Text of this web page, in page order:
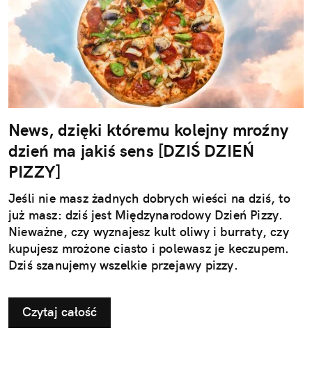
News, dzięki któremu kolejny mroźny
dzień ma jakiś sens [DZIŚ DZIEŃ
PIZZY]
Jeśli nie masz żadnych dobrych wieści na dziś, to
już masz: dziś jest Międzynarodowy Dzień Pizzy.
Nieważne, czy wyznajesz kult oliwy i burraty, czy
kupujesz mrożone ciasto i polewasz je keczupem.
Dziś szanujemy wszelkie przejawy pizzy.
Czytaj całość